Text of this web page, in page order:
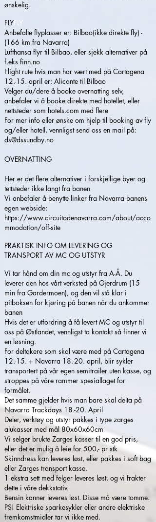
ønskelig.
FLYFLY
Anbefalte flyplasser er: Bilbao(ikke direkte fly) -
(166 km fra Navarra)
Lufthansa flyr til Bilbao, eller sjekk alternativer på
f.eks finn.no
Flight rute hvis man har vært med på Cartagena
12.-15. april er: Alicante til Bilbao
Velger du/dere å booke overnatting selv,
anbefaler vi å booke direkte med hotellet, eller
nettsteder som hotels.com med flere
For mer info eller ønske om hjelp til booking av fly
og/eller hotell, vennligst send oss en mail på:
ds@dssundby.no
OVERNATTING
Her er det flere alternativer i forskjellige byer og
tettsteder ikke langt fra banen
Vi anbefaler å benytte linker fra Navarra banens
egen webside:
https://www.circuitodenavarra.com/about/acco
mmodation/off-site
PRAKTISK INFO OM LEVERING OG
TRANSPORT AV MC OG UTSTYR
Vi tar hånd om din mc og utstyr fra A-Å. Du
leverer den hos vårt verksted på Gjerdrum (15
min fra Gardermoen), og den vil stå klar i
pitboksen for kjøring på banen når du ankommer
banen
Hvis det er utfordring å få levert MC og utstyr til
oss på Østlandet, vennligst ta kontakt så finner vi
en løsning.
For deltakere som skal være med på Cartagena
12.-15. + Navarra 18.-20. april, blir sykler
transportert på vår egen semitrailer uten kasse, og
stroppes på våre rammer spesiallaget for
formålet.
Det samme gjelder hvis man bare skal delta på
Navarra Trackdays 18.-20. April
Deler, verktøy og utstyr pakkes i type zarges
alukasser med mål 80x60x60cm
Vi selger brukte Zarges kasser til en god pris,
eller det er mulig å leie for 500,- pr stk
Skinndress kan leveres løst, eller pakkes i soft bag
eller Zarges transport kasse.
1 ekstra sett med felger leveres løst, og vi frakter
dette i våre dekkstativ.
Bensin kanner leveres løst. Disse må være tomme.
PS! Elektriske sparkesykler eller andre elektriske
fremkomstmidler tar vi ikke med.​